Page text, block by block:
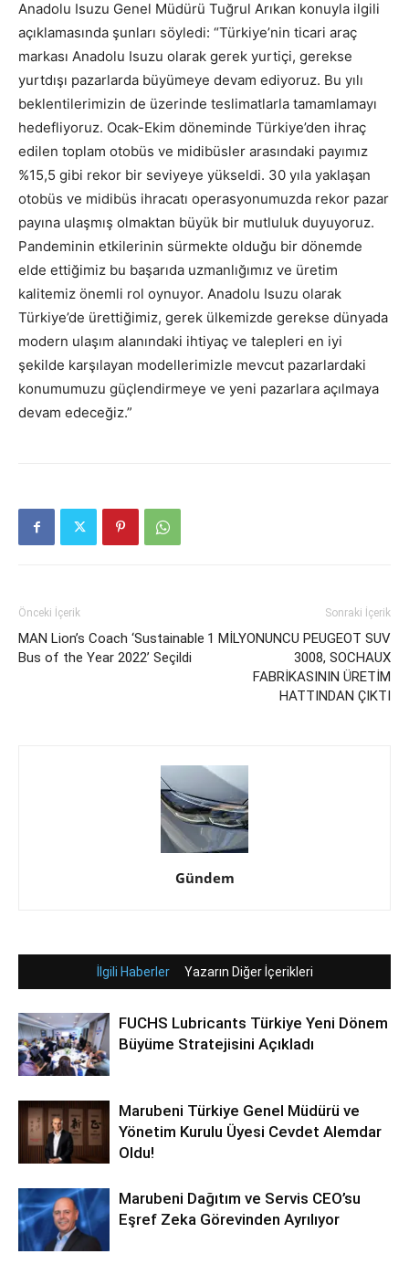
Anadolu Isuzu Genel Müdürü Tuğrul Arıkan konuyla ilgili
açıklamasında şunları söyledi: “Türkiye’nin ticari araç
markası Anadolu Isuzu olarak gerek yurtiçi, gerekse
yurtdışı pazarlarda büyümeye devam ediyoruz. Bu yılı
beklentilerimizin de üzerinde teslimatlarla tamamlamayı
hedefliyoruz. Ocak-Ekim döneminde Türkiye’den ihraç
edilen toplam otobüs ve midibüsler arasındaki payımız
%15,5 gibi rekor bir seviyeye yükseldi. 30 yıla yaklaşan
otobüs ve midibüs ihracatı operasyonumuzda rekor pazar
payına ulaşmış olmaktan büyük bir mutluluk duyuyoruz.
Pandeminin etkilerinin sürmekte olduğu bir dönemde
elde ettiğimiz bu başarıda uzmanlığımız ve üretim
kalitemiz önemli rol oynuyor. Anadolu Isuzu olarak
Türkiye’de ürettiğimiz, gerek ülkemizde gerekse dünyada
modern ulaşım alanındaki ihtiyaç ve talepleri en iyi
şekilde karşılayan modellerimizle mevcut pazarlardaki
konumumuzu güçlendirmeye ve yeni pazarlara açılmaya
devam edeceğiz.”
Önceki İçerik
MAN Lion’s Coach ‘Sustainable
Bus of the Year 2022’ Seçildi
Sonraki İçerik
1 MİLYONUNCU PEUGEOT SUV
3008, SOCHAUX
FABRİKASININ ÜRETİM
HATTINDAN ÇIKTI
Gündem
İlgili Haberler Yazarın Diğer İçerikleri
FUCHS Lubricants Türkiye Yeni Dönem
Büyüme Stratejisini Açıkladı
Marubeni Türkiye Genel Müdürü ve
Yönetim Kurulu Üyesi Cevdet Alemdar
Oldu!
Marubeni Dağıtım ve Servis CEO’su
Eşref Zeka Görevinden Ayrılıyor